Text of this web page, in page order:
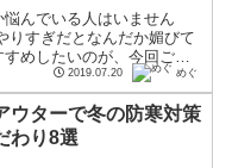
んでいる人はいません
りすぎだとなんだか媚びて
めしたいのが、今回ご紹
リーの新作アイテムを主...
2019.07.20 めぐ
ウターで冬の防寒対策
わり8選